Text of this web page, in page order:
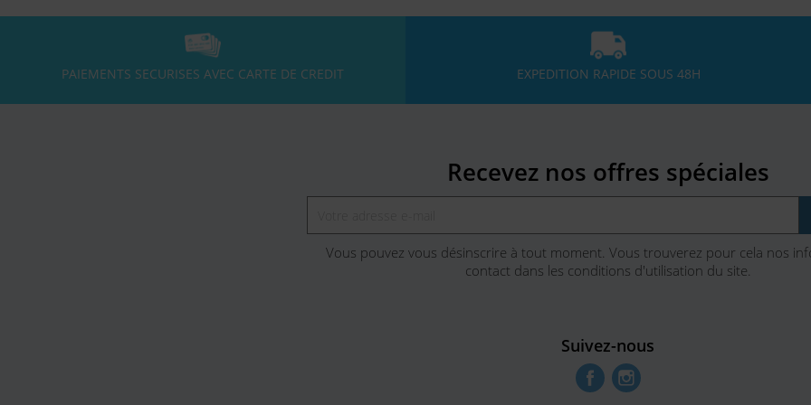
PAIEMENTS SECURISES AVEC CARTE DE CREDIT EXPEDITION RAPIDE SOUS 48H
Recevez nos offres spéciales
Vous pouvez vous désinscrire à tout moment. Vous trouverez pour cela nos
contact dans les conditions d'utilisation du site.
Suivez-nous
FacebookInstagram